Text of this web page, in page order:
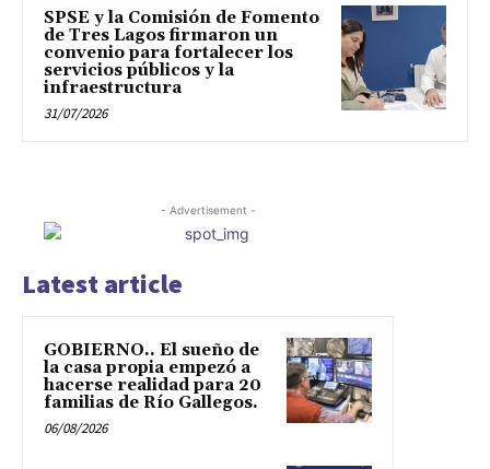
SPSE y la Comisión de Fomento
de Tres Lagos firmaron un
convenio para fortalecer los
servicios públicos y la
infraestructura
31/07/2026
- Advertisement -
Latest article
GOBIERNO.. El sueño de
la casa propia empezó a
hacerse realidad para 20
familias de Río Gallegos.
06/08/2026